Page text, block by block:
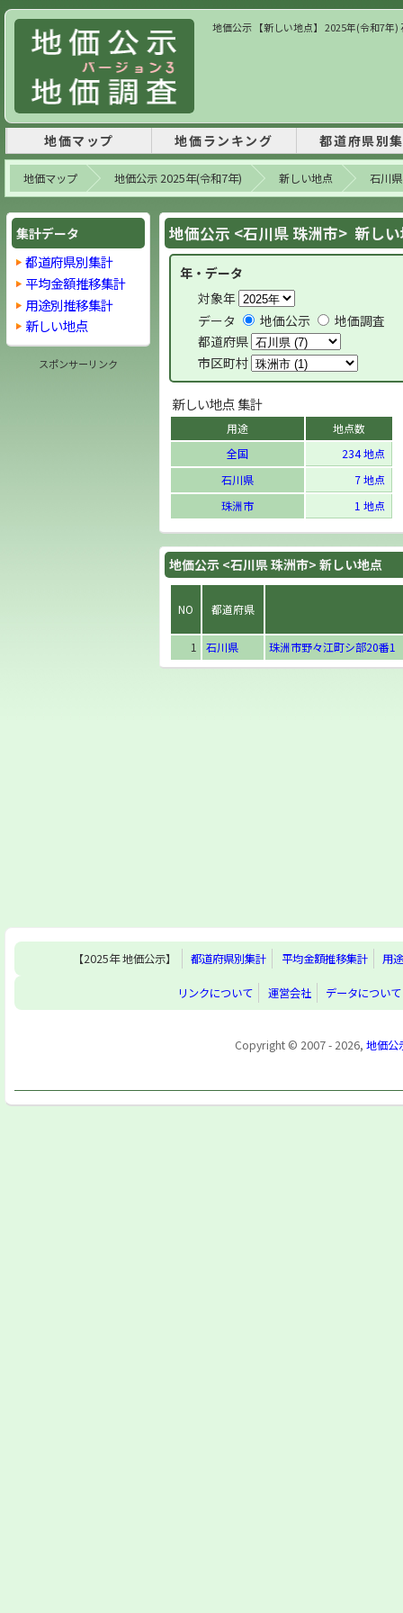
地価公示 【新しい地点】 2025年(令和7年
地価マップ 地価ランキング 都道府県別
地価マップ 地価公示 2025年(令和7年) 新しい地点 石川県
地価公示 <石川県 珠洲市> 新し
年・データ
対象年
データ
地価公示
地価調査
都道府県
市区町村
新しい地点 集計
用途
地点数
全国
234 地点
石川県
7 地点
珠洲市
1 地点
地価公示 <石川県 珠洲市> 新しい地点
NO 都道府県
1 石川県 珠洲市野々江町シ部20番1
集計データ
都道府県別集計
平均金額推移集計
用途別推移集計
新しい地点
スポンサーリンク
【2025年 地価公示】 都道府県別集計 平均金額推移集計 用
リンクについて 運営会社 データについて
Copyright © 2007 - 2026, 地価公